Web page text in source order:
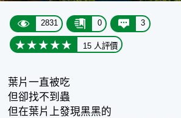
2831 0 3
15 人評價
葉片一直被吃
但卻找不到蟲
但在葉片上發現黑黑的